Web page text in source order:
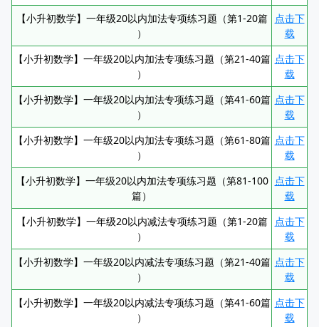
【小升初数学】一年级20以内加法专项练习题（第1-20篇
）
点击下
载
【小升初数学】一年级20以内加法专项练习题（第21-40篇
）
点击下
载
【小升初数学】一年级20以内加法专项练习题（第41-60篇
）
点击下
载
【小升初数学】一年级20以内加法专项练习题（第61-80篇
）
点击下
载
【小升初数学】一年级20以内加法专项练习题（第81-100
篇）
点击下
载
【小升初数学】一年级20以内减法专项练习题（第1-20篇
）
点击下
载
【小升初数学】一年级20以内减法专项练习题（第21-40篇
）
点击下
载
【小升初数学】一年级20以内减法专项练习题（第41-60篇
）
点击下
载